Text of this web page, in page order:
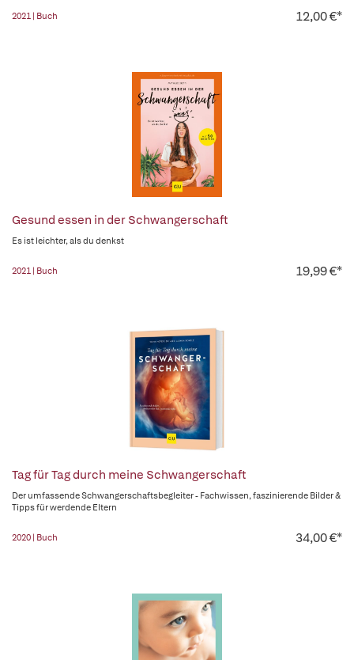
2021 | Buch 12,00 €*
Gesund essen in der Schwangerschaft
Es ist leichter, als du denkst
2021 | Buch 19,99 €*
Tag für Tag durch meine Schwangerschaft
Der umfassende Schwangerschaftsbegleiter - Fachwissen, faszinierende Bilder &
Tipps für werdende Eltern
2020 | Buch 34,00 €*